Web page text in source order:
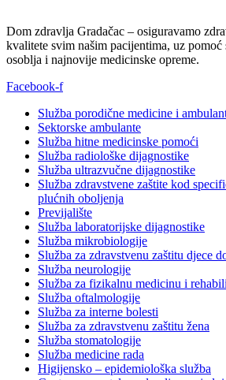
Dom zdravlja Gradačac – osiguravamo
kvalitete svim našim pacijentima, uz
osoblja i najnovije medicinske opreme.
Facebook-f
Služba porodične medicine i
Sektorske ambulante
Služba hitne medicinske pomoći
Služba radiološke dijagnostike
Služba ultrazvučne dijagnostike
Služba zdravstvene zaštite kod
plućnih oboljenja
Previjalište
Služba laboratorijske dijagnostike
Služba mikrobiologije
Služba za zdravstvenu zaštitu djece
Služba neurologije
Služba za fizikalnu medicinu i
Služba oftalmologije
Služba za interne bolesti
Služba za zdravstvenu zaštitu žena
Služba stomatologije
Služba medicine rada
Higijensko – epidemiološka služba